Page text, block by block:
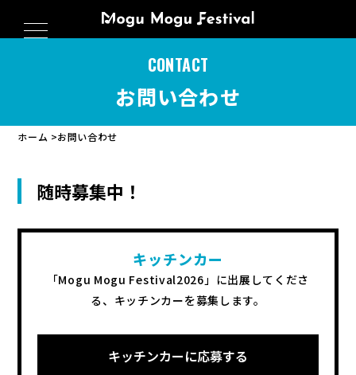
CONTACT
お問い合わせ
ホーム お問い合わせ
随時募集中！
キッチンカー
「Mogu Mogu Festival2026」に出展してくださ
る、 キッチンカーを募集します。
キッチンカーに応募する